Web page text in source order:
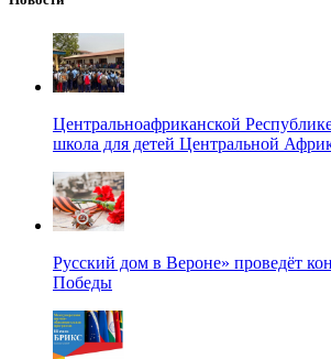
Центральноафриканской
школа для детей Центральной
Русский дом в Вероне» проведёт
Победы